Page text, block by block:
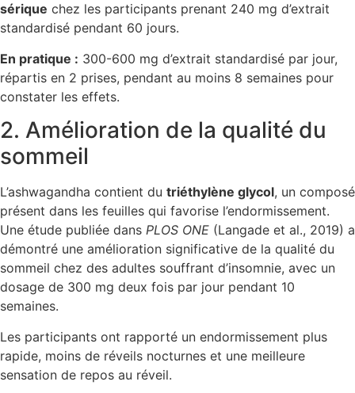
sérique chez les participants prenant 240 mg d’extrait
standardisé pendant 60 jours.
En pratique : 300-600 mg d’extrait standardisé par jour,
répartis en 2 prises, pendant au moins 8 semaines pour
constater les effets.
2. Amélioration de la qualité du
sommeil
L’ashwagandha contient du triéthylène glycol, un composé
présent dans les feuilles qui favorise l’endormissement.
Une étude publiée dans PLOS ONE (Langade et al., 2019) a
démontré une amélioration significative de la qualité du
sommeil chez des adultes souffrant d’insomnie, avec un
dosage de 300 mg deux fois par jour pendant 10
semaines.
Les participants ont rapporté un endormissement plus
rapide, moins de réveils nocturnes et une meilleure
sensation de repos au réveil.